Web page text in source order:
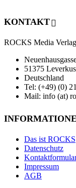
KONTAKT
ROCKS Media Verlag
51375
Deutschland
Tel: (+49) (0)
Mail: info (at)
Das ist ROCKS
Datenschutz
Impressum
AGB